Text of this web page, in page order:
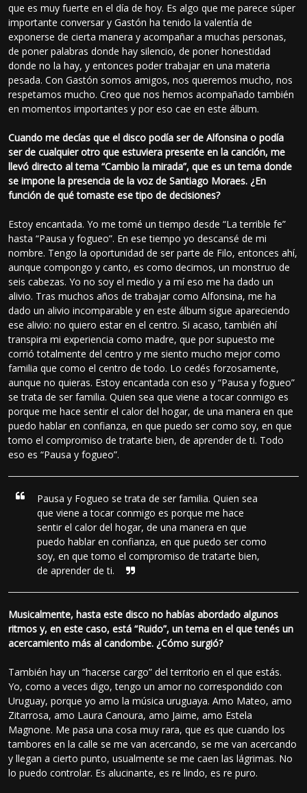
que es muy fuerte en el día de hoy. Es algo que me parece súper
importante conversar y Gastón ha tenido la valentía de
exponerse de cierta manera y acompañar a muchas personas,
de poner palabras donde hay silencio, de poner honestidad
donde no la hay, y entonces poder trabajar en una materia
pesada. Con Gastón somos amigos, nos queremos mucho, nos
respetamos mucho. Creo que nos hemos acompañado también
en momentos importantes y por eso cae en este álbum.
Cuando me decías que el disco podía ser de Alfonsina o podía
ser de cualquier otro que estuviera presente en la canción, me
llevó directo al tema “Cambio la mirada”, que es un tema donde
se impone la presencia de la voz de Santiago Moraes. ¿En
función de qué tomaste ese tipo de decisiones?
Estoy encantada. Yo me tomé un tiempo desde “La terrible fe”
hasta “Pausa y fogueo”. En ese tiempo yo descansé de mi
nombre. Tengo la oportunidad de ser parte de Filo, entonces ahí,
aunque compongo y canto, es como decimos, un monstruo de
seis cabezas. Yo no soy el medio y a mí eso me ha dado un
alivio. Tras muchos años de trabajar como Alfonsina, me ha
dado un alivio incomparable y en este álbum sigue apareciendo
ese alivio: no quiero estar en el centro. Si acaso, también ahí
transpira mi experiencia como madre, que por supuesto me
corrió totalmente del centro y me siento mucho mejor como
familia que como el centro de todo. Lo cedés forzosamente,
aunque no quieras. Estoy encantada con eso y “Pausa y fogueo”
se trata de ser familia. Quien sea que viene a tocar conmigo es
porque me hace sentir el calor del hogar, de una manera en que
puedo hablar en confianza, en que puedo ser como soy, en que
tomo el compromiso de tratarte bien, de aprender de ti. Todo
eso es “Pausa y fogueo”.
Pausa y Fogueo se trata de ser familia. Quien sea
que viene a tocar conmigo es porque me hace
sentir el calor del hogar, de una manera en que
puedo hablar en confianza, en que puedo ser como
soy, en que tomo el compromiso de tratarte bien,
de aprender de ti.
Musicalmente, hasta este disco no habías abordado algunos
ritmos y, en este caso, está “Ruido”, un tema en el que tenés un
acercamiento más al candombe. ¿Cómo surgió?
También hay un “hacerse cargo” del territorio en el que estás.
Yo, como a veces digo, tengo un amor no correspondido con
Uruguay, porque yo amo la música uruguaya. Amo Mateo, amo
Zitarrosa, amo Laura Canoura, amo Jaime, amo Estela
Magnone. Me pasa una cosa muy rara, que es que cuando los
tambores en la calle se me van acercando, se me van acercando
y llegan a cierto punto, usualmente se me caen las lágrimas. No
lo puedo controlar. Es alucinante, es re lindo, es re puro.